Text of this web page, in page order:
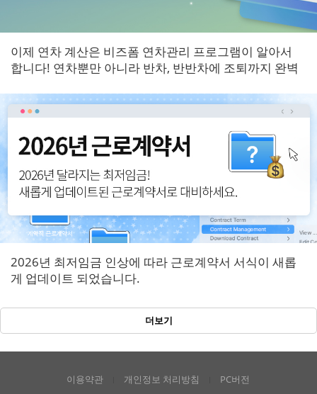
이제 연차 계산은 비즈폼 연차관리 프로그램이 알아서
합니다! 연차뿐만 아니라 반차, 반반차에 조퇴까지 완벽
2026년 최저임금 인상에 따라 근로계약서 서식이 새롭
게 업데이트 되었습니다.
더보기
이용약관 개인정보 처리방침 PC버전